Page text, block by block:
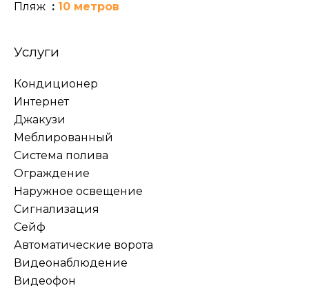
Пляж 10 метров
Услуги
Кондиционер
Интернет
Джакузи
Меблированный
Система полива
Ограждение
Наружное освещение
Сигнализация
Сейф
Автоматические ворота
Видеонаблюдение
Видеофон